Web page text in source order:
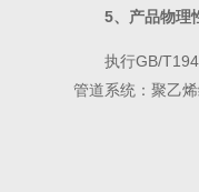
5、 产品物理
执行GB/
管道系统：聚乙